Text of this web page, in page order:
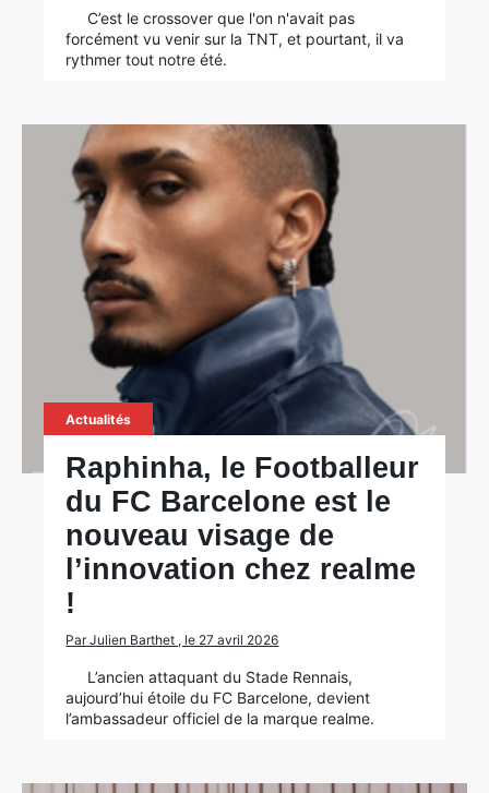
C’est le crossover que l'on n'avait pas
forcément vu venir sur la TNT, et pourtant, il va
rythmer tout notre été.
Actualités
Raphinha, le Footballeur
du FC Barcelone est le
nouveau visage de
l’innovation chez realme
!
Par Julien Barthet , le 27 avril 2026
L’ancien attaquant du Stade Rennais,
aujourd’hui étoile du FC Barcelone, devient
l’ambassadeur officiel de la marque realme.